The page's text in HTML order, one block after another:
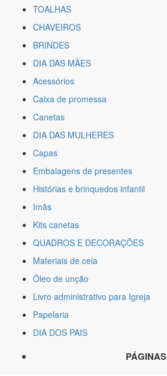
TOALHAS
CHAVEIROS
BRINDES
DIA DAS MÃES
Acessórios
Caixa de promessa
Canetas
DIA DAS MULHERES
Capas
Embalagens de presentes
Histórias e brinquedos infantil
Imãs
Kits canetas
QUADROS E DECORAÇÕES
Materiais de ceia
Óleo de unção
Livro administrativo para Igreja
Papelaria
DIA DOS PAIS
PÁGINAS